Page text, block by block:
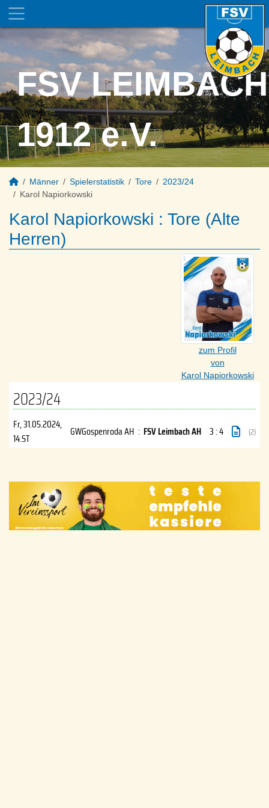
FSV LEIMBACH
1912 e.V.
Männer Spielerstatistik Tore
2023/24
Karol Napiorkowski
Karol Napiorkowski : Tore (Alte
Herren)
zum Profil
von
Karol Napiorkowski
2023/24
Fr, 31.05.2024,
14.ST
GWGospenroda AH : FSV Leimbach AH 3 : 4 (2)